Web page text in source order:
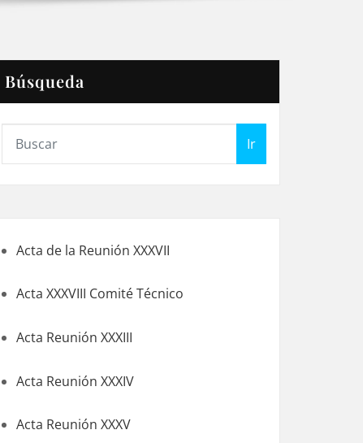
Búsqueda
Ir
Acta de la Reunión XXXVII
Acta XXXVIII Comité Técnico
Acta Reunión XXXIII
Acta Reunión XXXIV
Acta Reunión XXXV